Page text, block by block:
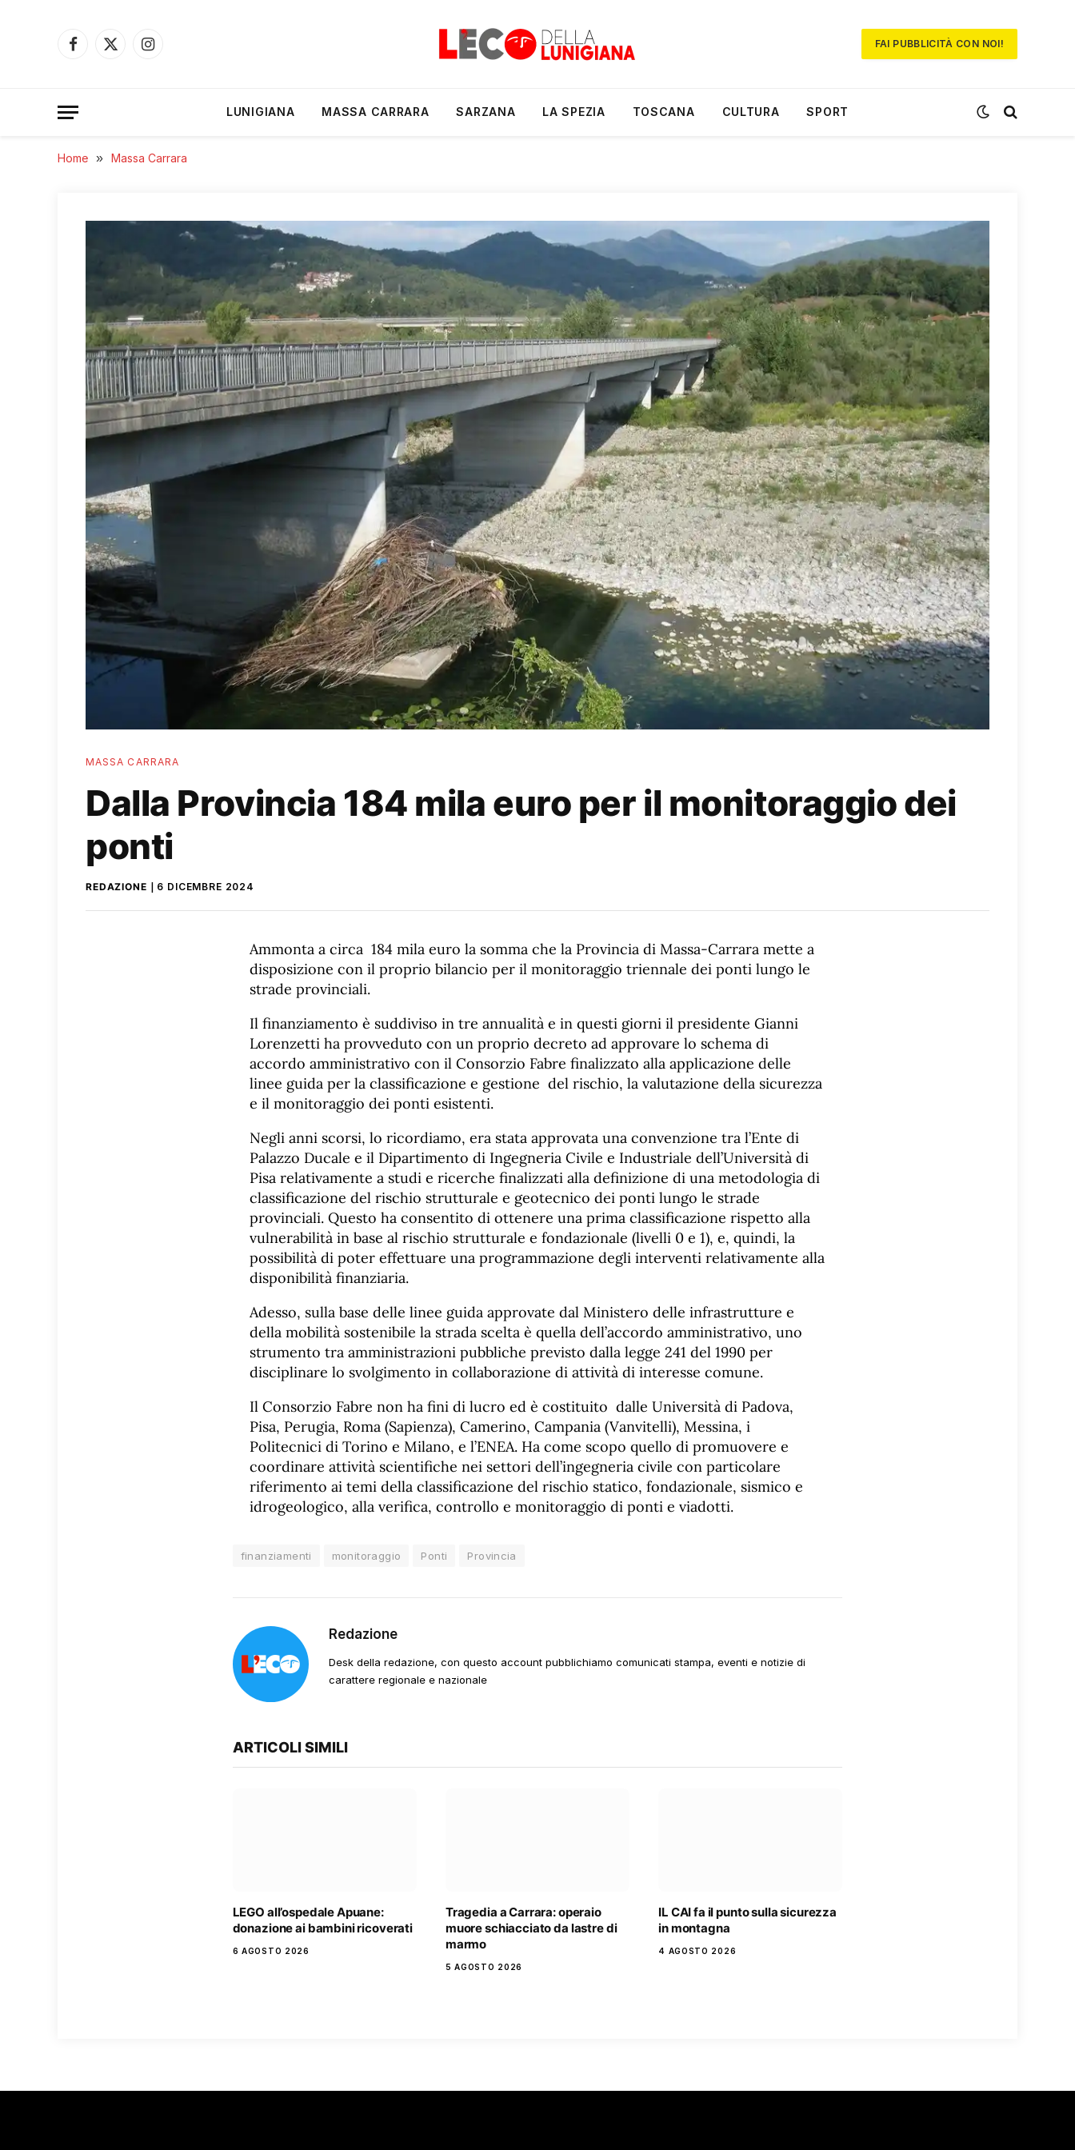
Facebook
X
Instagram
FAI PUBBLICITÀ CON NOI!
LUNIGIANA MASSA CARRARA SARZANA LA SPEZIA TOSCANA CULTURA SPORT
Home » Massa Carrara
MASSA CARRARA
Dalla Provincia 184 mila euro per il monitoraggio dei
ponti
REDAZIONE 6 DICEMBRE 2024
Ammonta a circa 184 mila euro la somma che la Provincia di Massa-Carrara mette a
disposizione con il proprio bilancio per il monitoraggio triennale dei ponti lungo le
strade provinciali.
Il finanziamento è suddiviso in tre annualità e in questi giorni il presidente Gianni
Lorenzetti ha provveduto con un proprio decreto ad approvare lo schema di
accordo amministrativo con il Consorzio Fabre finalizzato alla applicazione delle
linee guida per la classificazione e gestione del rischio, la valutazione della sicurezza
e il monitoraggio dei ponti esistenti.
Negli anni scorsi, lo ricordiamo, era stata approvata una convenzione tra l’Ente di
Palazzo Ducale e il Dipartimento di Ingegneria Civile e Industriale dell’Università di
Pisa relativamente a studi e ricerche finalizzati alla definizione di una metodologia di
classificazione del rischio strutturale e geotecnico dei ponti lungo le strade
provinciali. Questo ha consentito di ottenere una prima classificazione rispetto alla
vulnerabilità in base al rischio strutturale e fondazionale (livelli 0 e 1), e, quindi, la
possibilità di poter effettuare una programmazione degli interventi relativamente alla
disponibilità finanziaria.
Adesso, sulla base delle linee guida approvate dal Ministero delle infrastrutture e
della mobilità sostenibile la strada scelta è quella dell’accordo amministrativo, uno
strumento tra amministrazioni pubbliche previsto dalla legge 241 del 1990 per
disciplinare lo svolgimento in collaborazione di attività di interesse comune.
Il Consorzio Fabre non ha fini di lucro ed è costituito dalle Università di Padova,
Pisa, Perugia, Roma (Sapienza), Camerino, Campania (Vanvitelli), Messina, i
Politecnici di Torino e Milano, e l’ENEA. Ha come scopo quello di promuovere e
coordinare attività scientifiche nei settori dell’ingegneria civile con particolare
riferimento ai temi della classificazione del rischio statico, fondazionale, sismico e
idrogeologico, alla verifica, controllo e monitoraggio di ponti e viadotti.
finanziamenti monitoraggio Ponti Provincia
Redazione
Desk della redazione, con questo account pubblichiamo comunicati stampa, eventi e notizie di
carattere regionale e nazionale
ARTICOLI SIMILI
LEGO all’ospedale Apuane:
donazione ai bambini ricoverati
6 AGOSTO 2026
Tragedia a Carrara: operaio
muore schiacciato da lastre di
marmo
5 AGOSTO 2026
IL CAI fa il punto sulla sicurezza
in montagna
4 AGOSTO 2026